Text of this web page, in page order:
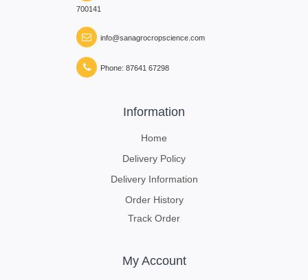
700141
info@sanagrocropscience.com
Phone: 87641 67298
Information
Home
Delivery Policy
Delivery Information
Order History
Track Order
My Account